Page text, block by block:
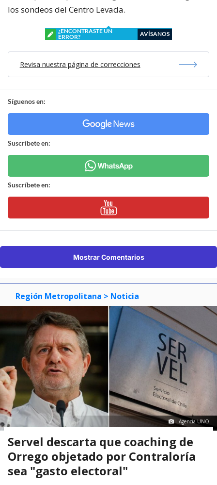
los sondeos del Centro Levada.
¿ENCONTRASTE UN
ERROR?
AVÍSANOS
Revisa nuestra página de correcciones
Síguenos en:
Suscríbete en:
Suscríbete en:
Mostrar Comentarios
Región Metropolitana > Noticia
Agencia UNO
Servel descarta que coaching de
Orrego objetado por Contraloría
sea "gasto electoral"